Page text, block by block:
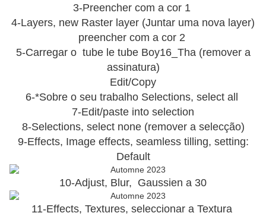
3-Preencher com a cor 1
4-Layers, new Raster layer (Juntar uma nova layer)
preencher com a cor 2
5-Carregar o tube le tube Boy16_Tha (remover a
assinatura)
Edit/Copy
6-*Sobre o seu trabalho Selections, select all
7-Edit/paste into selection
8-Selections, select none (remover a selecção)
9-Effects, Image effects, seamless tilling, setting:
Default
10-Adjust, Blur, Gaussien a 30
11-Effects, Textures, seleccionar a Textura